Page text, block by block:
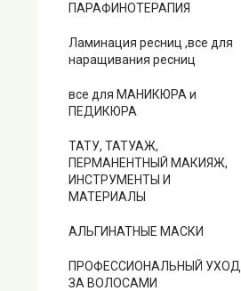
ПАРАФИНОТЕРАПИЯ
Ламинация ресниц ,все для
наращивания ресниц
все для МАНИКЮРА и
ПЕДИКЮРА
ТАТУ, ТАТУАЖ,
ПЕРМАНЕНТНЫЙ МАКИЯЖ,
ИНСТРУМЕНТЫ И
МАТЕРИАЛЫ
АЛЬГИНАТНЫЕ МАСКИ
ПРОФЕССИОНАЛЬНЫЙ УХОД
ЗА ВОЛОСАМИ